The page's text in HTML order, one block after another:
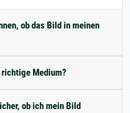
ob das Bild in meinen
Medium?
ob ich mein Bild